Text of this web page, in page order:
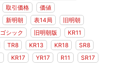
取引価格
価値
新明朝 表14局
旧明朝
ゴシック 旧明朝版
KR11
TR8 KR13 KR18
SR8
KR17 YR17 R11 SR17